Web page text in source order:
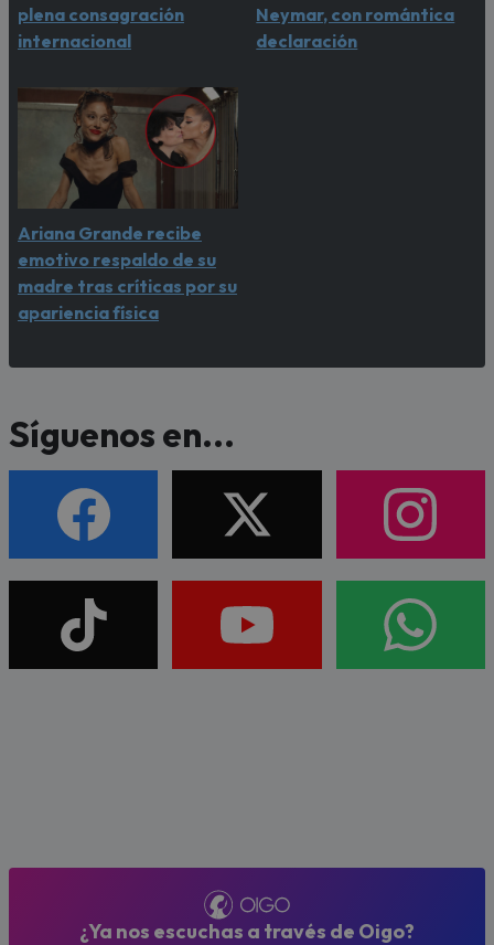
plena consagración
internacional
Neymar, con romántica
declaración
Ariana Grande recibe
emotivo respaldo de su
madre tras críticas por su
apariencia física
Síguenos en...
¿Ya nos escuchas a través de Oigo?